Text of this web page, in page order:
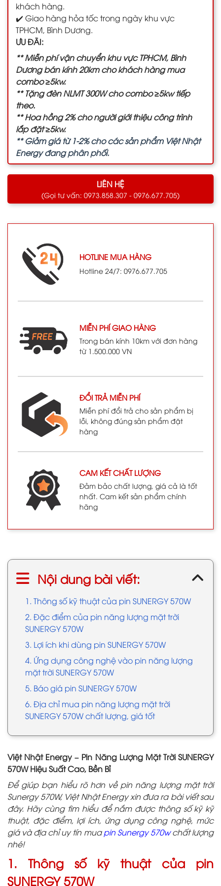
khách hàng.
✔️ Giao hàng hỏa tốc trong ngày khu vực
TPHCM, Bình Dương.
ƯU ĐÃI:
** Miễn phí vận chuyển khu vực TPHCM, Bình
Dương bán kính 20km cho khách hàng mua
combo ≥5kw.
** Tặng đèn NLMT 300W cho combo ≥5kw tiếp
theo.
** Hoa hồng 2% cho người giới thiệu công trình
lắp đặt ≥5kw.
** Giảm giá từ 1-2% cho các sản phẩm Việt Nhật
Energy đang phân phối.
LIÊN HỆ
(Gọi tư vấn: 0973.858.307 - 0976.677.705)
HOTLINE MUA HÀNG
Hotline 24/7: 0976.677.705
MIỄN PHÍ GIAO HÀNG
Trong bán kính 10km với đơn hàng
từ 1.500.000 VN
ĐỔI TRẢ MIỄN PHÍ
Miễn phí đổi trả cho sản phẩm bị
lỗi, không đúng sản phẩm đặt
hàng
CAM KẾT CHẤT LƯỢNG
Đảm bảo chất lượng, giá cả là tốt
nhất. Cam kết sản phẩm chính
hãng
Nội dung bài viết:
1. Thông số kỹ thuật của pin SUNERGY 570W
2. Đặc điểm của pin năng lượng mặt trời
SUNERGY 570W
3. Lợi ích khi dùng pin SUNERGY 570W
4. Ứng dụng công nghệ vào pin năng lượng
mặt trời SUNERGY 570W
5. Báo giá pin SUNERGY 570W
6. Địa chỉ mua pin năng lượng mặt trời
SUNERGY 570W chất lượng, giá tốt
Việt Nhật Energy – Pin Năng Lượng Mặt Trời SUNERGY
570W Hiệu Suất Cao, Bền Bỉ
Để giúp bạn hiểu rõ hơn về pin năng lượng mặt trời
Sunergy 570W, Việt Nhật Energy xin đưa ra bài viết sau
đây. Hãy cùng tìm hiểu để nắm được thông số kỹ kỹ
thuật, đặc điểm, lợi ích, ứng dụng công nghệ, mức
giá và địa chỉ uy tín muapin Sunergy 570wchất lượng
nhé!
1. Thông số kỹ thuật của pin
SUNERGY 570W